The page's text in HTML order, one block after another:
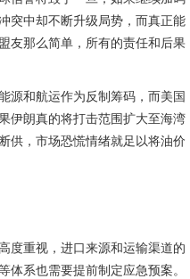
突中却不断升级局势，而真正能
友那么简单，所有的责任和后果
源和航运作为反制筹码，而美国
伊朗真的将打击范围扩大至海湾
供，市场恐慌情绪就足以将油价
度重视，进口来源和运输渠道的
系也需要提前制定应急预案。